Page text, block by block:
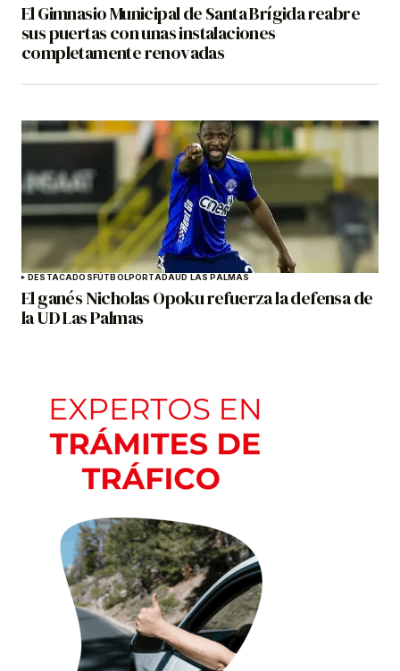
El Gimnasio Municipal de Santa Brígida reabre
sus puertas con unas instalaciones
completamente renovadas
DESTACADOSFÚTBOLPORTADAUD LAS PALMAS
El ganés Nicholas Opoku refuerza la defensa de
la UD Las Palmas